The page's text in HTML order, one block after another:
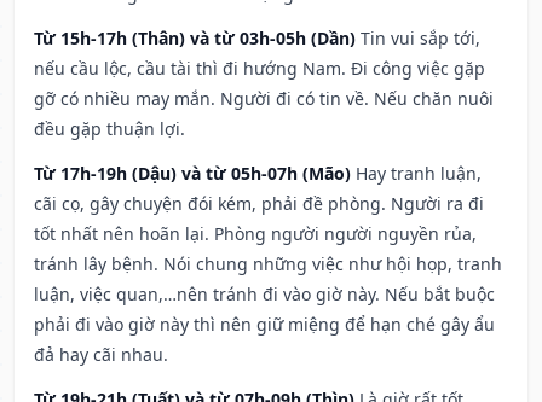
Từ 15h-17h (Thân) và từ 03h-05h (Dần) Tin vui sắp tới,
nếu cầu lộc, cầu tài thì đi hướng Nam. Đi công việc gặp
gỡ có nhiều may mắn. Người đi có tin về. Nếu chăn nuôi
đều gặp thuận lợi.
Từ 17h-19h (Dậu) và từ 05h-07h (Mão) Hay tranh luận,
cãi cọ, gây chuyện đói kém, phải đề phòng. Người ra đi
tốt nhất nên hoãn lại. Phòng người người nguyền rủa,
tránh lây bệnh. Nói chung những việc như hội họp, tranh
luận, việc quan,…nên tránh đi vào giờ này. Nếu bắt buộc
phải đi vào giờ này thì nên giữ miệng để hạn ché gây ẩu
đả hay cãi nhau.